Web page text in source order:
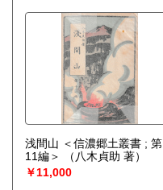
浅間山 ＜信濃郷土叢書 ; 第
11編＞
（八木貞助 著）
￥11,000